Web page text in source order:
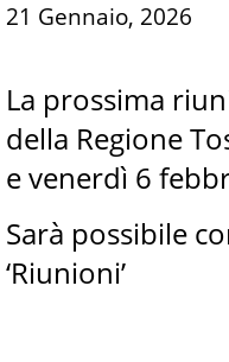
21 Gennaio, 2026
La prossima
della Regione
e venerdì 6
Sarà possibile
‘Riunioni’